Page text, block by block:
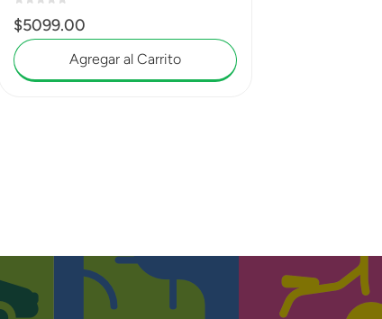
$5099.00
Agregar al Carrito